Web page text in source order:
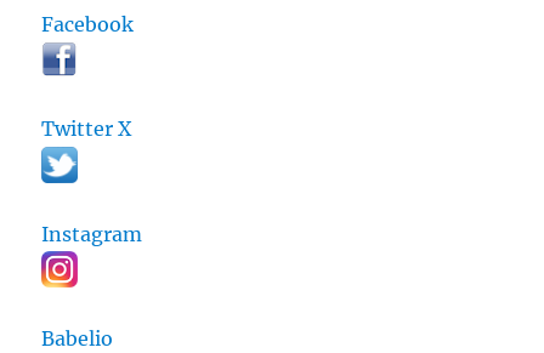
Facebook
Twitter X
Instagram
Babelio